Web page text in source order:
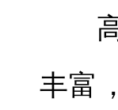
丰富